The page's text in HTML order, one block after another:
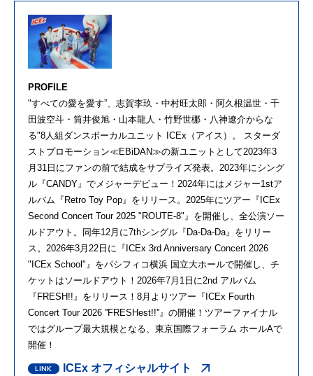
PROFILE
"すべての愛を愛す”、志賀李玖・中村旺太郎・阿久根温世・千
田波空斗・筒井俊旭・山本龍人・竹野世梛・八神遼介からな
る"8人組ダンスボーカルユニット ICEx（アイス）。 スターダ
ストプロモーション≪EBiDAN≫の新ユニットとして2023年3
月31日にファンの前で結成をサプライズ発表。2023年にシング
ル『CANDY』でメジャーデビュー！2024年にはメジャー1stア
ルバム『Retro Toy Pop』をリリース。2025年にツアー『ICEx
Second Concert Tour 2025 "ROUTE-8"』を開催し、全公演ソー
ルドアウト。同年12月に7thシングル『Da-Da-Da』をリリー
ス。2026年3月22日に『ICEx 3rd Anniversary Concert 2026
"ICEx School"』をパシフィコ横浜 国立大ホールで開催し、チ
ケットはソールドアウト！2026年7月1日に2nd アルバム
『FRESH!!』をリリース！8月よりツアー『ICEx Fourth
Concert Tour 2026 ''FRESHest!!''』の開催！ツアーファイナル
ではグループ最大規模となる、東京国際フォーラム ホールAで
開催！
ICEx オフィシャルサイト